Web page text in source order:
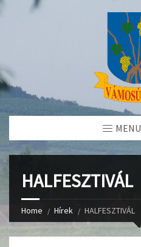
Skip
MENU
HALFESZTIVÁL
Home Hírek HALFESZTIVÁL